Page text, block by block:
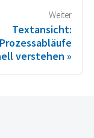
Weiter
Textansicht:
Prozessabläufe
verstehen